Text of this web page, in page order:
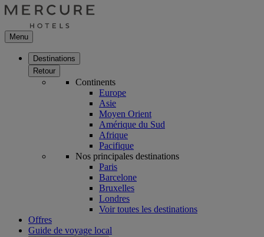
Menu
Destinations
Retour
Continents
Europe
Asie
Moyen Orient
Amérique du Sud
Afrique
Pacifique
Nos principales destinations
Paris
Barcelone
Bruxelles
Londres
Voir toutes les destinations
Offres
Guide de voyage local